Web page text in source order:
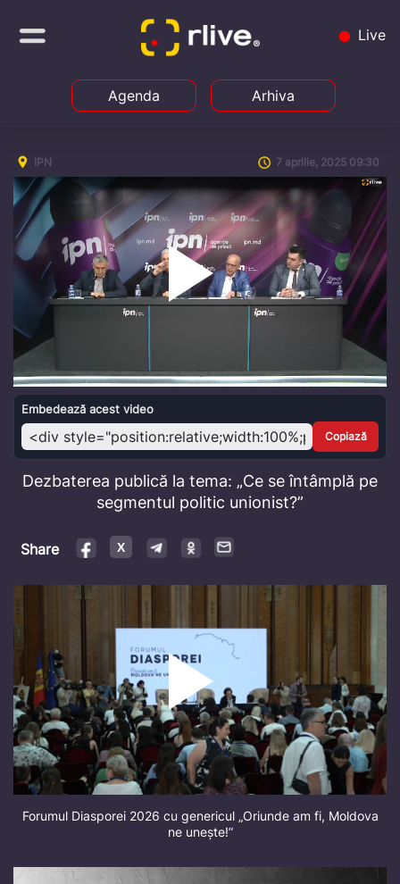
Live
Agenda Arhiva
IPN 7 aprilie, 2025 09:30
Play
Video
Embedează acest video
Copiază
Dezbaterea publică la tema: „Ce se întâmplă pe
segmentul politic unionist?”
Share
Forumul Diasporei 2026 cu genericul „Oriunde am fi, Moldova
ne unește!”